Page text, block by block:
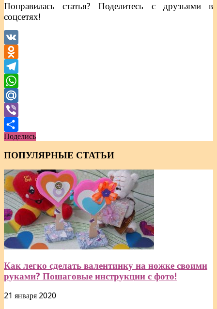
Понравилась статья? Поделитесь с друзьями в
соцсетях!
VK
Odnoklassniki
Telegram
WhatsApp
Mail.Ru
Viber
Отправить
Поделись
ПОПУЛЯРНЫЕ СТАТЬИ
Как легко сделать валентинку на ножке своими
руками? Пошаговые инструкции с фото!
21 января 2020